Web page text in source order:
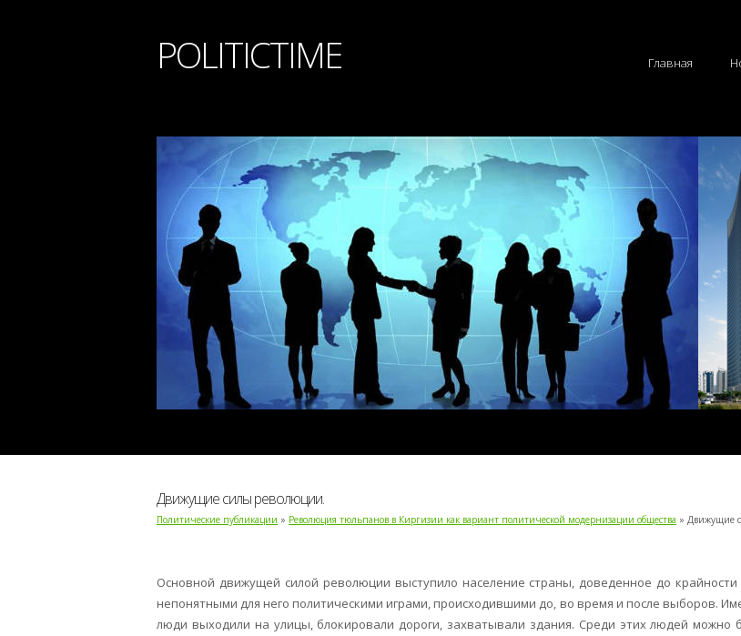
POLITICTIME Главная
Движущие силы революции.
Политические публикации » Революция тюльпанов в Киргизии как вариант политической модернизации общества » Движущие
Основной движущей силой революции выступило население страны, доведенное до
непонятными для него политическими играми, происходившими до, во время и после выборов.
люди выходили на улицы, блокировали дороги, захватывали здания. Среди этих людей можно